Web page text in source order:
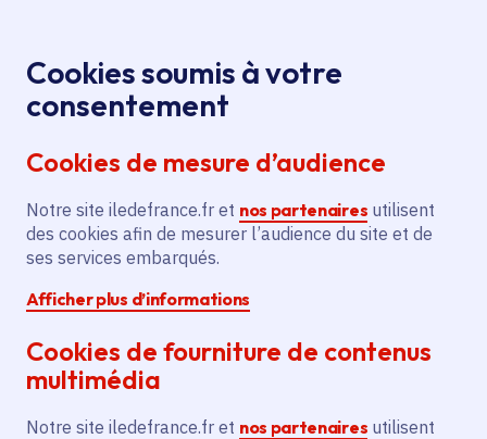
Cookies soumis à votre
consentement
Cookies de mesure d’audience
Notre site iledefrance.fr et nos partenaires utilisent
des cookies afin de mesurer l’audience du site et de
ses services embarqués.
Afficher plus d’informations
Cookies de fourniture de contenus
multimédia
Notre site iledefrance.fr et nos partenaires utilisent
Accueil Tous les services
Rénovation du restaurant du Grand Lac
Rénovation du restaurant du
Grand Lac
Îles de loisirs
Communes
Jablines(77)
Voté en 2025